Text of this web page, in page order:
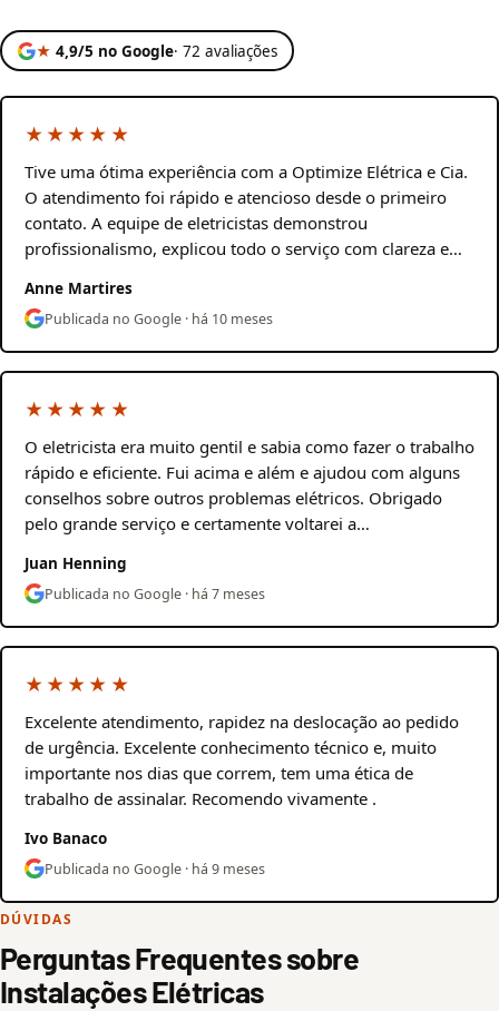
★ 4,9/5 no Google· 72 avaliações
★★★★★
Tive uma ótima experiência com a Optimize Elétrica e Cia.
O atendimento foi rápido e atencioso desde o primeiro
contato. A equipe de eletricistas demonstrou
profissionalismo, explicou todo o serviço com clareza e…
Anne Martires
Publicada no Google · há 10 meses
★★★★★
O eletricista era muito gentil e sabia como fazer o trabalho
rápido e eficiente. Fui acima e além e ajudou com alguns
conselhos sobre outros problemas elétricos. Obrigado
pelo grande serviço e certamente voltarei a…
Juan Henning
Publicada no Google · há 7 meses
★★★★★
Excelente atendimento, rapidez na deslocação ao pedido
de urgência. Excelente conhecimento técnico e, muito
importante nos dias que correm, tem uma ética de
trabalho de assinalar. Recomendo vivamente .
Ivo Banaco
Publicada no Google · há 9 meses
DÚVIDAS
Perguntas Frequentes sobre
Instalações Elétricas